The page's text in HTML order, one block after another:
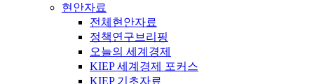
현안자료
전체현안자료
정책연구브리핑
오늘의 세계경제
KIEP 세계경제 포커스
KIEP 기초자료